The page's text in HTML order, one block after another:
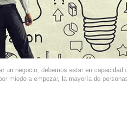
un negocio, debemos estar en
miedo a empezar, la mayoría de